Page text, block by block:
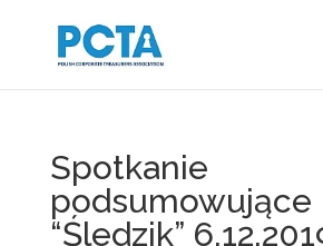
Spotkanie
podsumowujące
“Śledzik”